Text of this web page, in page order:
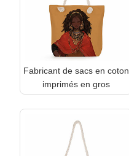
Fabricant de sacs en coton
imprimés en gros